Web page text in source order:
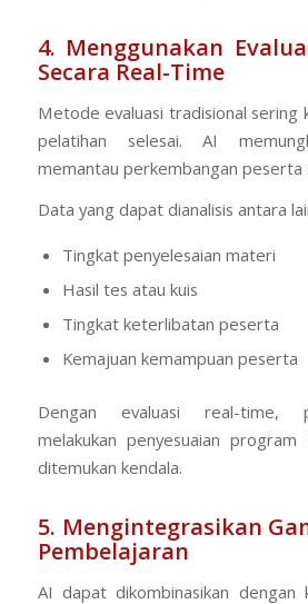
4. Menggunakan
Secara Real-Time
Metode evaluasi tradisional sering
pelatihan selesai. AI
memantau perkembangan peserta
Data yang dapat dianalisis antara
Tingkat penyelesaian materi
Hasil tes atau kuis
Tingkat keterlibatan peserta
Kemajuan kemampuan peserta
Dengan evaluasi real-time,
melakukan penyesuaian
ditemukan kendala.
5. Mengintegrasikan
Pembelajaran
AI dapat dikombinasikan dengan